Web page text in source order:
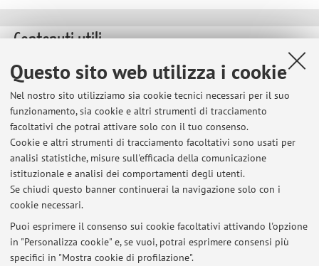
Questo sito web utilizza i cookie
Nel nostro sito utilizziamo sia cookie tecnici necessari per il suo
funzionamento, sia cookie e altri strumenti di tracciamento
facoltativi che potrai attivare solo con il tuo consenso.
Cookie e altri strumenti di tracciamento facoltativi sono usati per
analisi statistiche, misure sull'efficacia della comunicazione
istituzionale e analisi dei comportamenti degli utenti.
Se chiudi questo banner continuerai la navigazione solo con i
cookie necessari.
Puoi esprimere il consenso sui cookie facoltativi attivando l'opzione
in "Personalizza cookie" e, se vuoi, potrai esprimere consensi più
specifici in "Mostra cookie di profilazione".
Contenuti utili
Argomenti di tesi
Piattaforme mobili * Adaptive trip assistant: progettare e
realizzare una applicazione per pianificare percorsi
combinando differnti servizi di trasporto pubblico in
grado di riconfigurare dinamicamente la pianificazione in
caso di eventi imprevisti (quali ritardi che comportano la
perdita di coincidenze). ...
Ultimi avvisi